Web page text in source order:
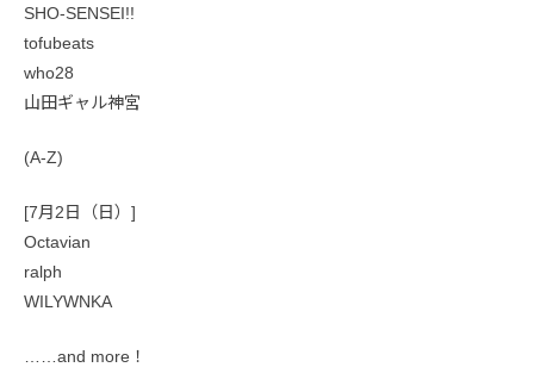
SHO-SENSEI!!
tofubeats
who28
山田ギャル神宮
(A-Z)
[7月2日（日）]
Octavian
ralph
WILYWNKA
……and more！